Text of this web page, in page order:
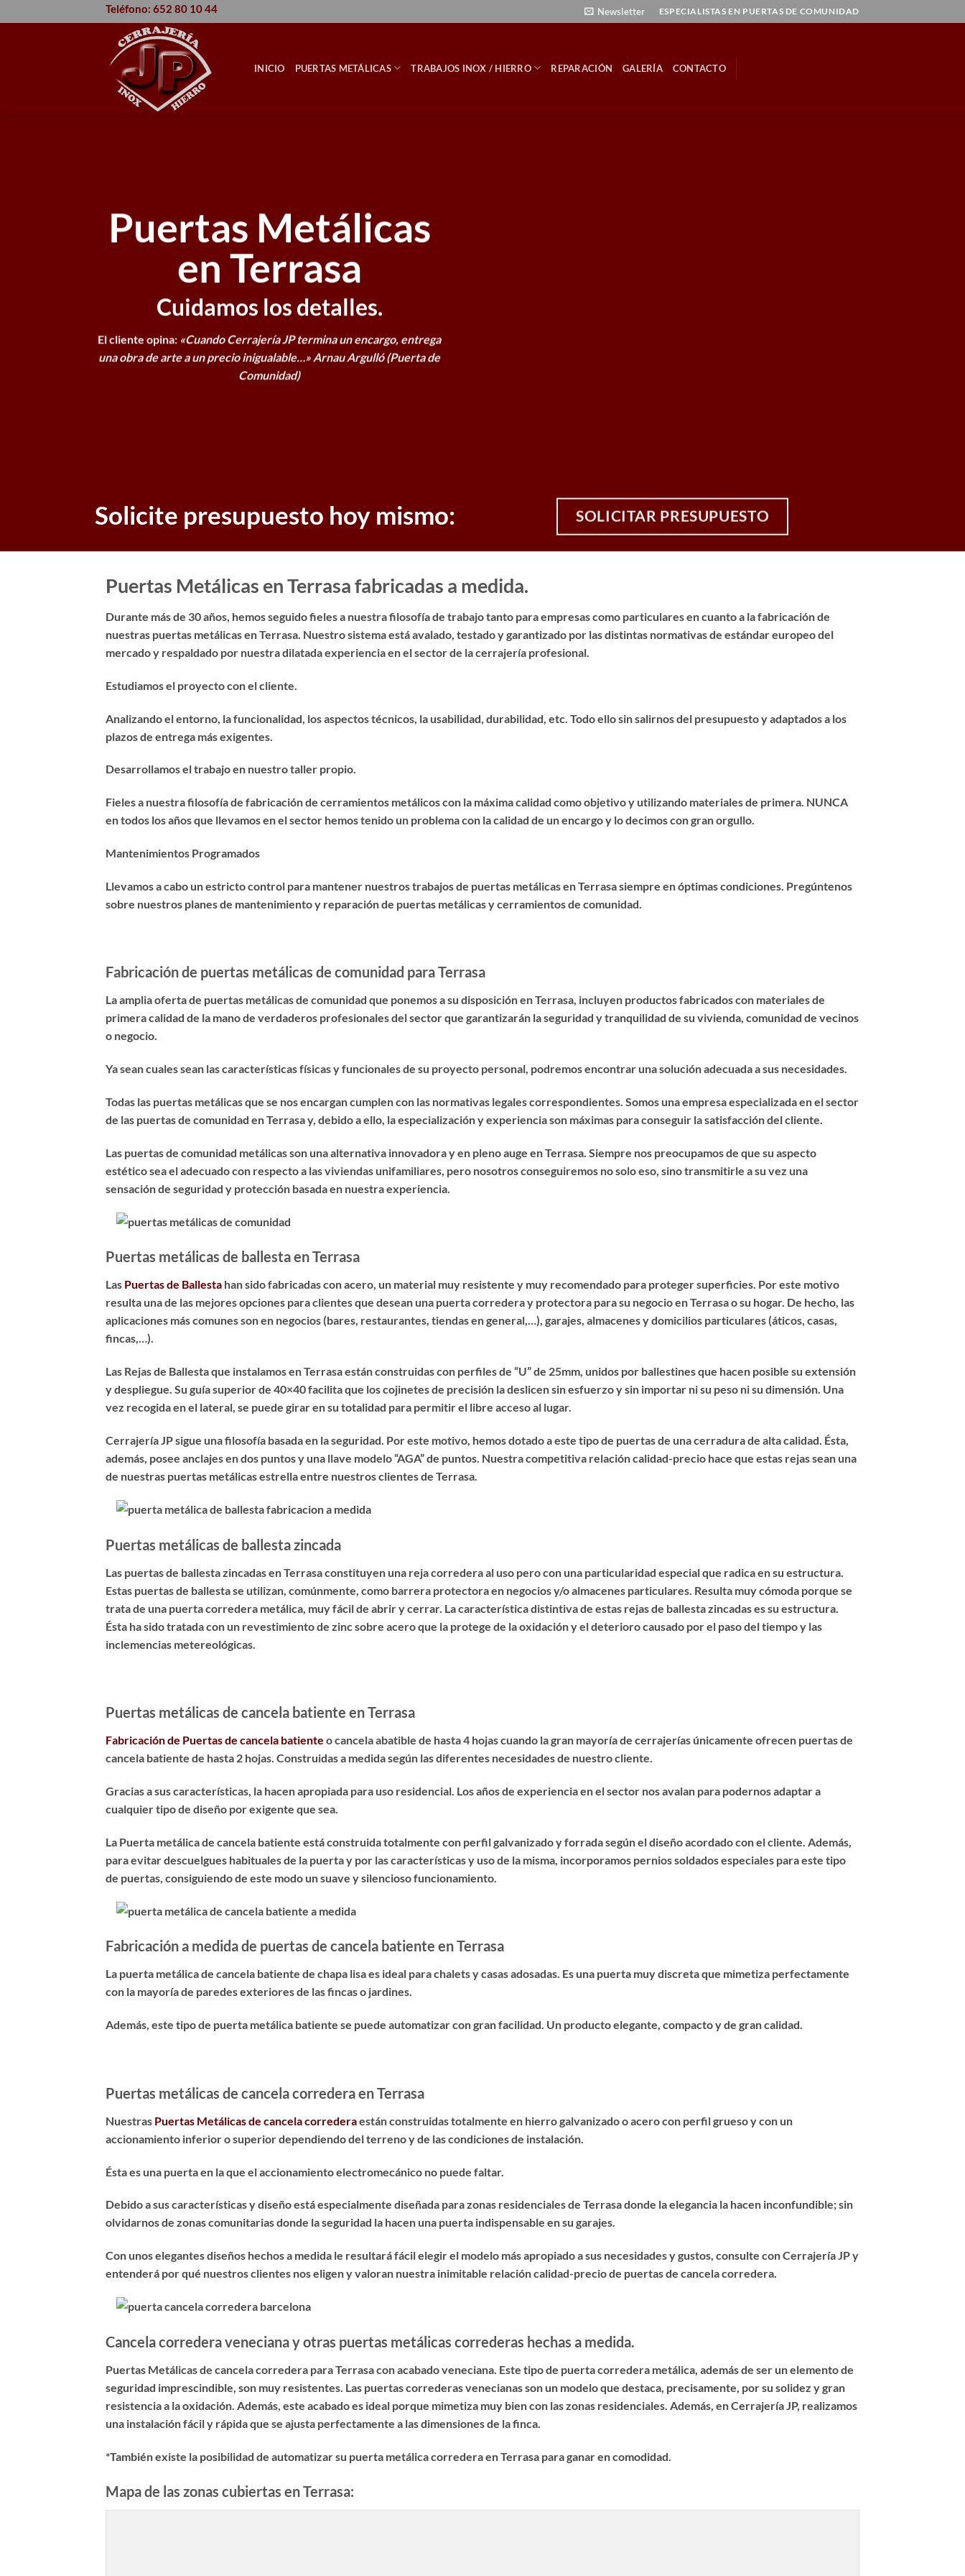
al
Teléfono: 652 80 10 44 Newsletter ESPECIALISTAS EN PUERTAS DE COMUNIDAD
INICIO PUERTAS METÁLICAS TRABAJOS INOX / HIERRO REPARACIÓN GALERÍA CONTACTO
Puertas Metálicas
en Terrasa
Cuidamos los detalles.
El cliente opina: «Cuando Cerrajería JP termina un encargo, entrega
una obra de arte a un precio inigualable…» Arnau Argulló (Puerta de
Comunidad)
Solicite presupuesto hoy mismo: SOLICITAR PRESUPUESTO
Puertas Metálicas en Terrasa fabricadas a medida.
Durante más de 30 años, hemos seguido fieles a nuestra filosofía de trabajo tanto para empresas como particulares en cuanto a la fabricación de
nuestras puertas metálicas en Terrasa. Nuestro sistema está avalado, testado y garantizado por las distintas normativas de estándar europeo del
mercado y respaldado por nuestra dilatada experiencia en el sector de la cerrajería profesional.
Estudiamos el proyecto con el cliente.
Analizando el entorno, la funcionalidad, los aspectos técnicos, la usabilidad, durabilidad, etc. Todo ello sin salirnos del presupuesto y adaptados a los
plazos de entrega más exigentes.
Desarrollamos el trabajo en nuestro taller propio.
Fieles a nuestra filosofía de fabricación de cerramientos metálicos con la máxima calidad como objetivo y utilizando materiales de primera. NUNCA
en todos los años que llevamos en el sector hemos tenido un problema con la calidad de un encargo y lo decimos con gran orgullo.
Mantenimientos Programados
Llevamos a cabo un estricto control para mantener nuestros trabajos de puertas metálicas en Terrasa siempre en óptimas condiciones. Pregúntenos
sobre nuestros planes de mantenimiento y reparación de puertas metálicas y cerramientos de comunidad.
Fabricación de puertas metálicas de comunidad para Terrasa
La amplia oferta de puertas metálicas de comunidad que ponemos a su disposición en Terrasa, incluyen productos fabricados con materiales de
primera calidad de la mano de verdaderos profesionales del sector que garantizarán la seguridad y tranquilidad de su vivienda, comunidad de vecinos
o negocio.
Ya sean cuales sean las características físicas y funcionales de su proyecto personal, podremos encontrar una solución adecuada a sus necesidades.
Todas las puertas metálicas que se nos encargan cumplen con las normativas legales correspondientes. Somos una empresa especializada en el sector
de las puertas de comunidad en Terrasa y, debido a ello, la especialización y experiencia son máximas para conseguir la satisfacción del cliente.
Las puertas de comunidad metálicas son una alternativa innovadora y en pleno auge en Terrasa. Siempre nos preocupamos de que su aspecto
estético sea el adecuado con respecto a las viviendas unifamiliares, pero nosotros conseguiremos no solo eso, sino transmitirle a su vez una
sensación de seguridad y protección basada en nuestra experiencia.
Puertas metálicas de ballesta en Terrasa
Las Puertas de Ballesta han sido fabricadas con acero, un material muy resistente y muy recomendado para proteger superficies. Por este motivo
resulta una de las mejores opciones para clientes que desean una puerta corredera y protectora para su negocio en Terrasa o su hogar. De hecho, las
aplicaciones más comunes son en negocios (bares, restaurantes, tiendas en general,…), garajes, almacenes y domicilios particulares (áticos, casas,
fincas,…).
Las Rejas de Ballesta que instalamos en Terrasa están construidas con perfiles de “U” de 25mm, unidos por ballestines que hacen posible su extensión
y despliegue. Su guía superior de 40×40 facilita que los cojinetes de precisión la deslicen sin esfuerzo y sin importar ni su peso ni su dimensión. Una
vez recogida en el lateral, se puede girar en su totalidad para permitir el libre acceso al lugar.
Cerrajería JP sigue una filosofía basada en la seguridad. Por este motivo, hemos dotado a este tipo de puertas de una cerradura de alta calidad. Ésta,
además, posee anclajes en dos puntos y una llave modelo “AGA” de puntos. Nuestra competitiva relación calidad-precio hace que estas rejas sean una
de nuestras puertas metálicas estrella entre nuestros clientes de Terrasa.
Puertas metálicas de ballesta zincada
Las puertas de ballesta zincadas en Terrasaconstituyen una reja corredera al uso pero con una particularidad especial que radica en su estructura.
Estas puertas de ballesta se utilizan, comúnmente, como barrera protectora en negocios y/o almacenes particulares. Resulta muy cómoda porque se
trata de una puerta corredera metálica, muy fácil de abrir y cerrar. La característica distintiva de estas rejas de ballesta zincadas es su estructura.
Ésta ha sidotratada con un revestimiento de zinc sobre aceroque la protege de la oxidación y el deterioro causado por el paso del tiempo y las
inclemencias metereológicas.
Puertas metálicas de cancela batiente en Terrasa
Fabricación de Puertas de cancela batiente o cancela abatible de hasta 4 hojas cuando la gran mayoría de cerrajerías únicamente ofrecen puertas de
cancela batiente de hasta 2 hojas. Construidas a medida según las diferentes necesidades de nuestro cliente.
Gracias a sus características, la hacen apropiada para uso residencial. Los años de experiencia en el sector nos avalan para podernos adaptar a
cualquier tipo de diseño por exigente que sea.
La Puerta metálica de cancela batiente está construida totalmente con perfil galvanizado y forrada según el diseño acordado con el cliente. Además,
para evitar descuelgues habituales de la puerta y por las características y uso de la misma, incorporamos pernios soldados especiales para este tipo
de puertas, consiguiendo de este modo un suave y silencioso funcionamiento.
Fabricación a medida de puertas de cancela batiente en Terrasa
La puerta metálica de cancela batiente de chapa lisa es ideal para chalets y casas adosadas. Es una puerta muy discreta que mimetiza perfectamente
con la mayoría de paredes exteriores de las fincas o jardines.
Además, este tipo de puerta metálica batiente se puede automatizar con gran facilidad. Un productoelegante, compacto y de gran calidad.
Puertas metálicas de cancela corredera en Terrasa
Nuestras Puertas Metálicas de cancela correderaestán construidas totalmente en hierro galvanizado o acero con perfil grueso y con un
accionamiento inferior o superior dependiendo del terreno y de las condiciones de instalación.
Ésta es una puerta en la que el accionamiento electromecánico no puede faltar.
Debido a sus características y diseño está especialmente diseñada para zonas residenciales de Terrasa donde la elegancia la hacen inconfundible; sin
olvidarnos de zonas comunitarias donde la seguridad la hacen una puerta indispensable en su garajes.
Con unos elegantes diseños hechos a medida le resultará fácil elegir el modelo más apropiado a sus necesidades y gustos, consulte con Cerrajería JP y
entenderá por qué nuestros clientes nos eligen y valoran nuestra inimitable relación calidad-precio de puertas de cancela corredera.
Cancela corredera veneciana y otras puertas metálicas correderas hechas a medida.
Puertas Metálicas de cancela corredera para Terrasa con acabado veneciana. Este tipo de puerta corredera metálica, además de ser un elemento de
seguridad imprescindible, son muy resistentes. Las puertas correderas venecianas son un modelo que destaca, precisamente, por su solidez y gran
resistencia a la oxidación. Además, este acabado es ideal porque mimetiza muy bien con las zonas residenciales. Además, en Cerrajería JP, realizamos
una instalación fácil y rápida que se ajusta perfectamente a las dimensiones de la finca.
*También existe la posibilidad de automatizar su puerta metálica corredera en Terrasa para ganar en comodidad.
Mapa de las zonas cubiertas en Terrasa: